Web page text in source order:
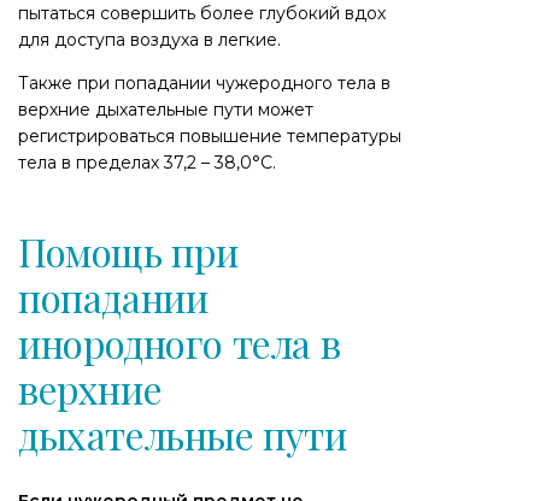
пытаться совершить более глубокий вдох
для доступа воздуха в легкие.
Также при попадании чужеродного тела в
верхние дыхательные пути может
регистрироваться повышение температуры
тела в пределах 37,2 – 38,0°С.
Помощь при
попадании
инородного тела в
верхние
дыхательные пути